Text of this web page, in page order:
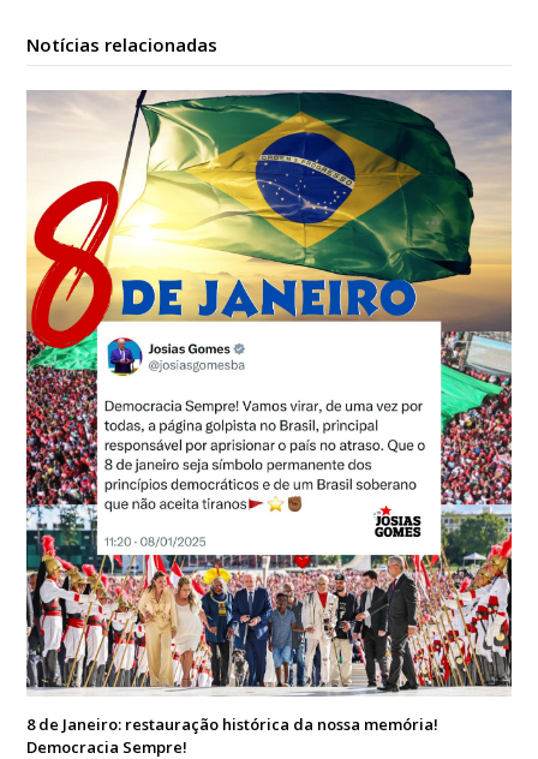
Notícias relacionadas
8 de Janeiro: restauração histórica da nossa memória!
Democracia Sempre!